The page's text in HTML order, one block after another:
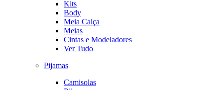
Kits
Body
Meia Calça
Meias
Cintas e Modeladores
Ver Tudo
Pijamas
Camisolas